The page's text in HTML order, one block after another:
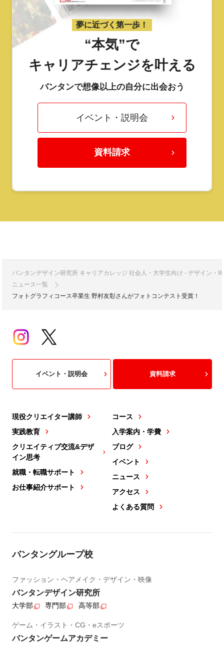
夢に近づく第一歩！
“本気”で
キャリアチェンジを叶える
バンタンで想像以上の自分に出会おう
イベント・説明会
資料請求
バンタンデザイン研究所 キャリアカレッジ 社会人・大学生向け - デザイン・
ニュース一覧
フォトグラフィコース卒業生 野村友彰さんがフォトコンテスト受賞！
現役クリエイター講師
実践教育
クリエイティブ交流&デザ
イン思考
就職・転職サポート
お仕事紹介サポート
コース
入学案内・学費
ブログ
イベント
ニュース
アクセス
よくある質問
イベント・説明会 資料請求
バンタングループ校
ファッション・ヘアメイク・デザイン・映像
バンタンデザイン研究所
大学部 専門部 高等部
ゲーム・イラスト・CG・eスポーツ
バンタンゲームアカデミー